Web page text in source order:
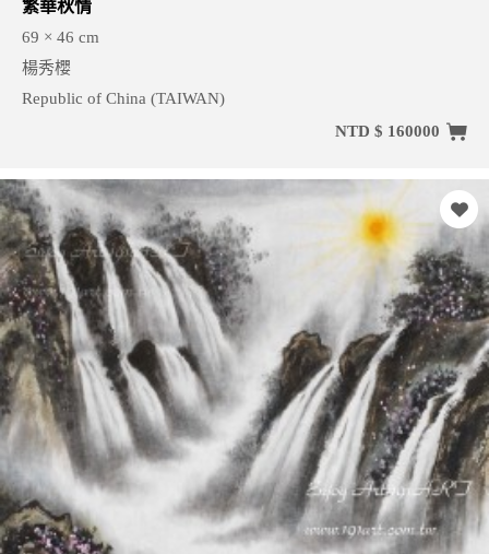
繁華秋情
69 × 46 cm
楊秀櫻
Republic of China (TAIWAN)
NTD $ 160000